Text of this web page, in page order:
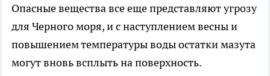
Опасные вещества все еще представляют угрозу
для Черного моря, и с наступлением весны и
повышением температуры воды остатки мазута
могут вновь всплыть на поверхность.